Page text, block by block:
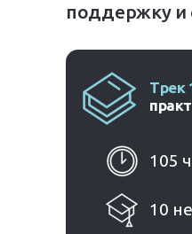
поддержку и
Трек
10
105